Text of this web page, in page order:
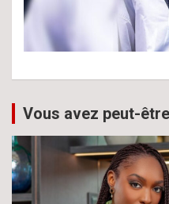
Vous avez peut-